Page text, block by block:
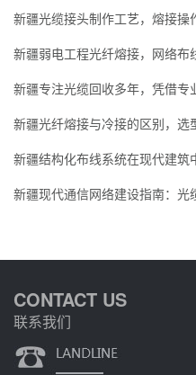
新疆光缆接头制作工艺，熔接操
新疆弱电工程光纤熔接，网络布
新疆专注光缆回收多年，凭借专
新疆光纤熔接与冷接的区别，选
新疆结构化布线系统在现代建筑
新疆现代通信网络建设指南：
CONTACT US
联系我们